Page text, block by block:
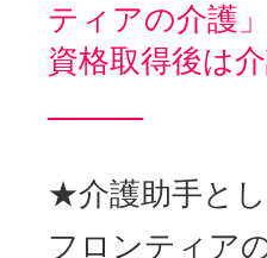
ティアの介護」
資格取得後は
★介護助手と
フロンティア